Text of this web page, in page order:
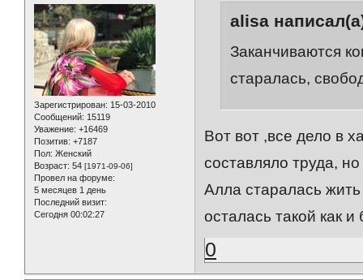
Зарегистрирован: 15-03-2010
Сообщений: 15119
Уважение: +16469
Позитив: +7187
Пол: Женский
Возраст: 54 [1971-09-06]
Провел на форуме:
5 месяцев 1 день
Последний визит:
Сегодня 00:02:27
alisa
Заканчиваются
старалась,
Вот вот ,все дело в
составляло труда,
Алла старалась
осталась такой как
0